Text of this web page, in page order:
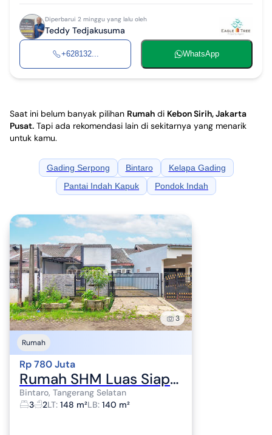
Diperbarui 2 minggu yang lalu oleh
Teddy Tedjakusuma
+628132... WhatsApp
Saat ini belum banyak pilihan Rumah di Kebon Sirih, Jakarta
Pusat. Tapi ada rekomendasi lain di sekitarnya yang menarik
untuk kamu.
Gading Serpong Bintaro
Kelapa Gading
Pantai Indah Kapuk
Pondok Indah
3
Rumah
Rp 780 Juta
Rumah SHM Luas Siap KPR 15 Mnt ke Gerbang Tol Pinang J-24311
Bintaro, Tangerang Selatan
3
2LT: 148 m²LB: 140 m²